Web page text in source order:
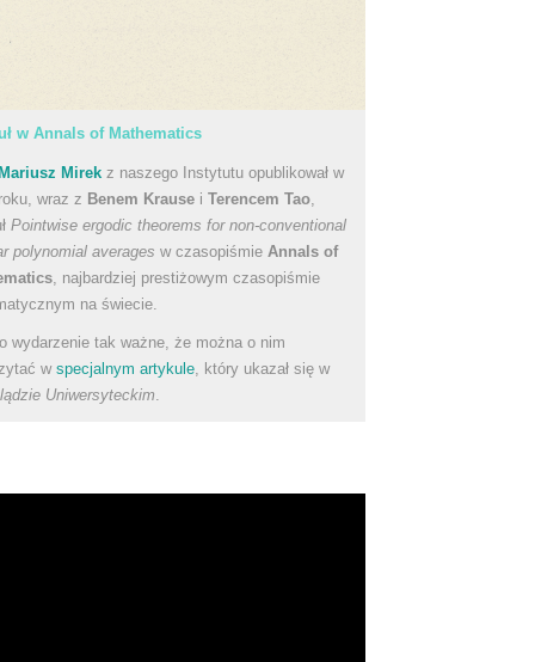
w Annals of Mathematics
Mirek z naszego Instytutu opublikował w
wraz z Benem Krause i Terencem Tao
Pointwise ergodic theorems for non-conventional
polynomial averages w czasopiśmie Annals of
, najbardziej prestiżowym czasopiśmie
na świecie.
wydarzenie tak ważne, że można o nim
w specjalnym artykule, który ukazał się w
Uniwersyteckim.